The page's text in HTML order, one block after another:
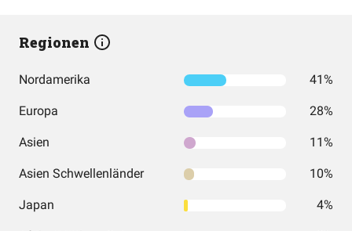
Regionen
Nordamerika 41%
Europa 28%
Asien 11%
Asien Schwellenländer 10%
Japan 4%